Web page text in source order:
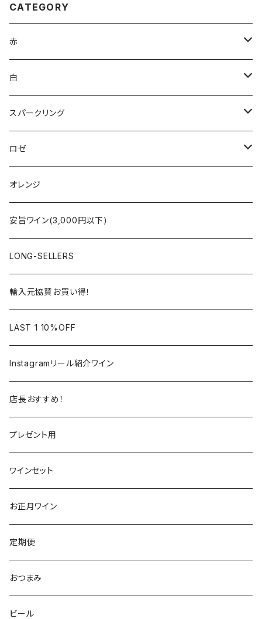
CATEGORY
赤
ブルゴーニュ
ボルドー
シャンパーニュ
コート・デュ・ローヌ
ラングドック・ルーション
アルザス
ロワール
フランス
ラングドック
イタリア
トスカーナ
ヴェネト
スペイン
リオハ
トロ
アメリカ
カリフォルニア
オレゴン
ニュージーランド
オーストラリア
チリ
ドイツ
アルゼンチン
白
アルザス
ブルゴーニュ
ボルドー
ロワール
ローヌ
ラングドック
フランス
イタリア
トスカーナ
ピエモンテ
シチリア
スペイン
カリニェナ
ドイツ
ニュージーランド
アメリカ
カリフォルニア
オレゴン
南アフリカ
オーストリア
チリ
スパークリング
シャンパーニュ
アルザス
フランス
日本
イタリア
南アフリカ
ニュージーランド
イギリス
ドイツ
アメリカ
オーストラリア
ロゼ
シャンパーニュ
アルザス
ドイツ
オーストラリア
カリフォルニア
日本
オレンジ
安旨ワイン(3,000円以下)
LONG-SELLERS
輸入元協賛お買い得！
LAST 1 10%OFF
Instagramリール紹介ワイン
店長おすすめ！
プレゼント用
ワインセット
お正月ワイン
定期便
おつまみ
ビール